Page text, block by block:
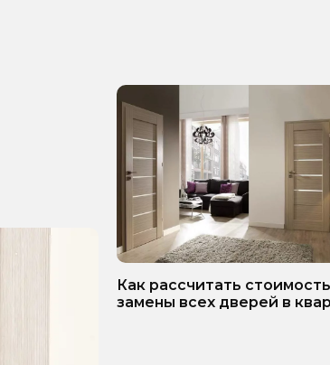
Как рассчитать стоимость
замены всех дверей в